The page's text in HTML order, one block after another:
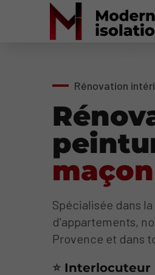
Rénovation
Spécialisée dans
d'appartements,
Provence et dans
⭐​​​​​​​ +100 clients